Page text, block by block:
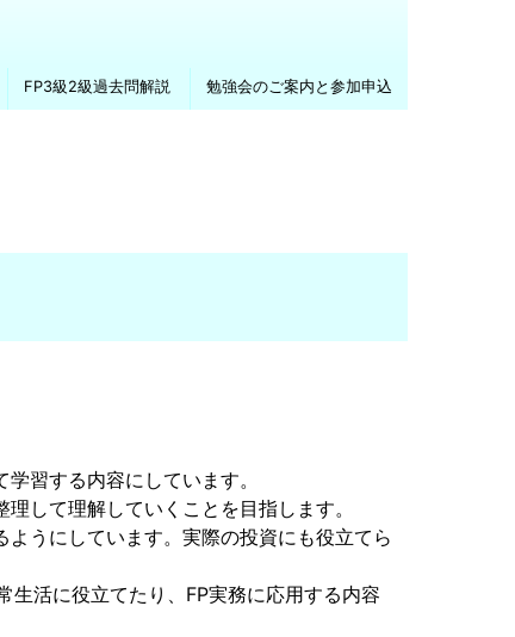
FP3級2級過去問解説 勉強会のご案内と参加申込
習する内容にしています。
して理解していくことを目指します。
うにしています。実際の投資にも役立てら
生活に役立てたり、FP実務に応用する内容